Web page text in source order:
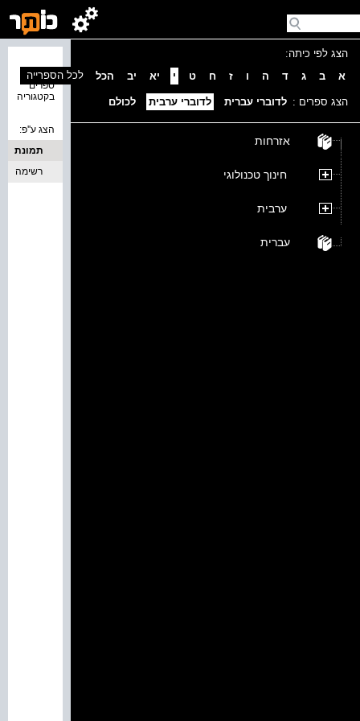
הצג לפי כיתה:
א
ב ג ד ה ו ז ח ט י יא יב הכל
הצג ספרים : לדוברי עברית לדוברי ערבית לכולם
אזרחות
חינוך טכנולוגי
ערבית
עברית
ספרים
בקטגוריה
לכל הספרייה
הצג ע''פ:
תמונת
כריכה
רשימה